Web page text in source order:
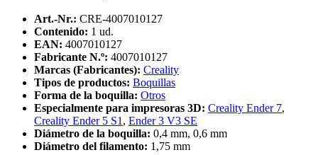
Art.-Nr.: CRE-4007010127
Contenido: 1 ud.
EAN: 4007010127
Fabricante N.º: 4007010127
Marcas (Fabricantes): Creality
Tipos de productos: Boquillas
Forma de la boquilla: Otros
Especialmente para impresoras 3D: Creality Ender 7,
Creality Ender 5 S1 , Ender 3 V3 SE
Diámetro de la boquilla: 0,4 mm, 0,6 mm
Diámetro del filamento: 1,75 mm